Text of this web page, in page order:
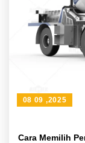
Cara Memilih
08 09 ,2025